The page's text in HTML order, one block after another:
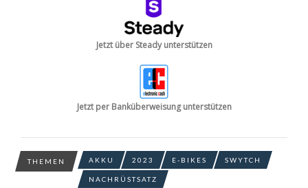
Jetzt über Steady unterstützen
Jetzt per Banküberweisung unterstützen
THEMEN AKKU 2023 E-BIKES SWYTCH
NACHRÜSTSATZ